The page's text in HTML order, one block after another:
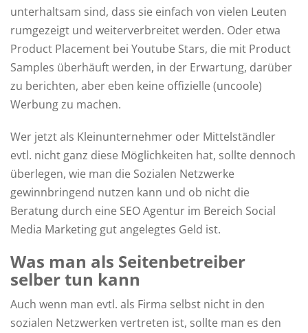
unterhaltsam sind, dass sie einfach von vielen Leuten
rumgezeigt und weiterverbreitet werden. Oder etwa
Product Placement bei Youtube Stars, die mit Product
Samples überhäuft werden, in der Erwartung, darüber
zu berichten, aber eben keine offizielle (uncoole)
Werbung zu machen.
Wer jetzt als Kleinunternehmer oder Mittelständler
evtl. nicht ganz diese Möglichkeiten hat, sollte dennoch
überlegen, wie man die Sozialen Netzwerke
gewinnbringend nutzen kann und ob nicht die
Beratung durch eine SEO Agentur im Bereich Social
Media Marketing gut angelegtes Geld ist.
Was man als Seitenbetreiber
selber tun kann
Auch wenn man evtl. als Firma selbst nicht in den
sozialen Netzwerken vertreten ist, sollte man es den